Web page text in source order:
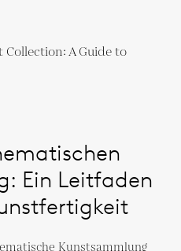
Ein Leitfaden
Kunstsammlung